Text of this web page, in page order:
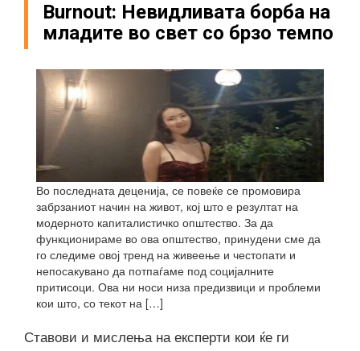
Burnout: Невидливата борба на
младите во свет со брзо темпо
Во последната деценија, се повеќе се промовира
забрзаниот начин на живот, кој што е резултат на
модерното капиталистичко општество. За да
функционираме во ова општество, принудени сме да
го следиме овој тренд на живеење и честопати и
непосакувано да потпаѓаме под социјалните
притисоци. Ова ни носи низа предизвици и проблеми
кои што, со текот на […]
Ставови и мислења на експерти кои ќе ги